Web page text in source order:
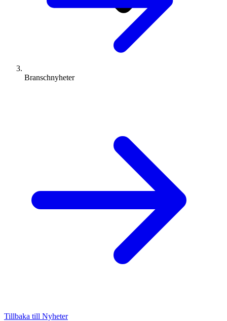
Branschnyheter
Tillbaka till Nyheter